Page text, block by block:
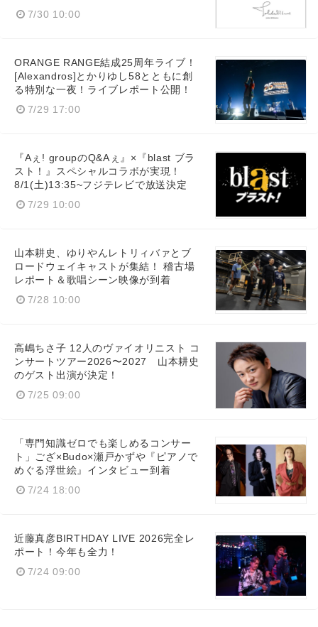
7/30 10:00
ORANGE RANGE結成25周年ライブ！
[Alexandros]とかりゆし58とともに創
る特別な一夜！ライブレポート公開！
7/29 17:00
『Aぇ! groupのQ&Aぇ』×『blast ブラ
スト！』スペシャルコラボが実現！
8/1(土)13:35~フジテレビで放送決定
7/29 10:00
山本耕史、ゆりやんレトリィバァとブ
ロードウェイキャストが集結！ 稽古場
レポート＆歌唱シーン映像が到着
7/28 10:00
高嶋ちさ子 12人のヴァイオリニスト コ
ンサートツアー2026〜2027 山本耕史
のゲスト出演が決定！
7/25 09:00
「専門知識ゼロでも楽しめるコンサー
ト」ござ×Budo×瀬戸かずや『ピアノで
めぐる浮世絵』インタビュー到着
7/24 18:00
近藤真彦BIRTHDAY LIVE 2026完全レ
ポート！今年も全力！
7/24 09:00